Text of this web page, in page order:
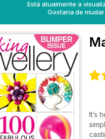
Está atualmente a
Gostaria de
It’s